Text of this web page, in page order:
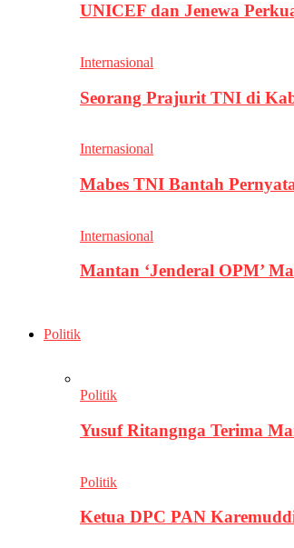
UNICEF dan Jenewa
Internasional
Seorang Prajurit TNI di
Internasional
Mabes TNI Bantah
Internasional
Mantan ‘Jenderal OPM’
Politik
Politik
Yusuf Ritangnga Terima
Politik
Ketua DPC PAN